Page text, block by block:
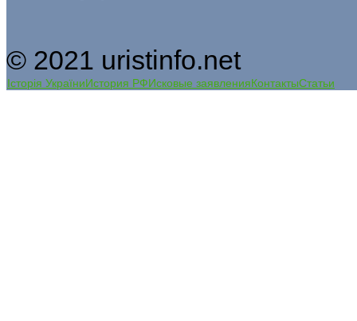
© 2021 uristinfo.net
Історія УкраїниИстория РФИсковые заявленияКонтактыСтатьи